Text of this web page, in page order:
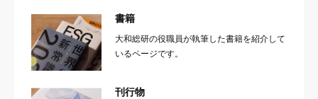
書籍
大和総研の役職員が執筆した書籍を紹介して
いるページです。
刊行物